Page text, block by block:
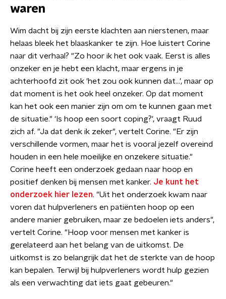
waren
Wim dacht bij zijn eerste klachten aan nierstenen, maar
helaas bleek het blaaskanker te zijn. Hoe luistert Corine
naar dit verhaal? "Zo hoor ik het ook vaak. Eerst is alles
onzeker en je hebt een klacht, maar ergens in je
achterhoofd zit ook 'het zou ook kunnen dat...', maar op
dat moment is het ook heel onzeker. Op dat moment
kan het ook een manier zijn om om te kunnen gaan met
de situatie." 'Is hoop een soort coping?', vraagt Ruud
zich af. "Ja dat denk ik zeker", vertelt Corine. "Er zijn
verschillende vormen, maar het is vooral jezelf overeind
houden in een hele moeilijke en onzekere situatie."
Corine heeft een onderzoek gedaan naar hoop en
positief denken bij mensen met kanker. Je kunt het
onderzoek hier lezen. "Uit het onderzoek kwam naar
voren dat hulpverleners en patiënten hoop op een
andere manier gebruiken, maar ze bedoelen iets anders",
vertelt Corine. "Hoop voor mensen met kanker is
gerelateerd aan het belang van de uitkomst. De
uitkomst is zo belangrijk dat het de sterkte van de hoop
kan bepalen. Terwijl bij hulpverleners wordt hulp gezien
als een verwachting dat iets gaat gebeuren."